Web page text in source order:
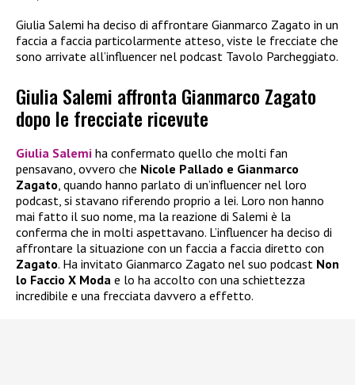
Giulia Salemi ha deciso di affrontare Gianmarco Zagato in un
faccia a faccia particolarmente atteso, viste le frecciate che
sono arrivate all’influencer nel podcast Tavolo Parcheggiato.
Giulia Salemi affronta Gianmarco Zagato
dopo le frecciate ricevute
Giulia Salemi ha confermato quello che molti fan
pensavano, ovvero che Nicole Pallado e Gianmarco
Zagato, quando hanno parlato di un’influencer nel loro
podcast, si stavano riferendo proprio a lei. Loro non hanno
mai fatto il suo nome, ma la reazione di Salemi è la
conferma che in molti aspettavano. L’influencer ha deciso di
affrontare la situazione con un faccia a faccia diretto con
Zagato. Ha invitato Gianmarco Zagato nel suo podcast Non
lo Faccio X Moda e lo ha accolto con una schiettezza
incredibile e una frecciata davvero a effetto.